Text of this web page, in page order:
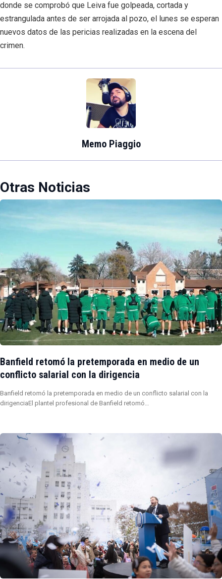
donde se comprobó que Leiva fue golpeada, cortada y
estrangulada antes de ser arrojada al pozo, el lunes se esperan
nuevos datos de las pericias realizadas en la escena del
crimen.
Memo Piaggio
Otras Noticias
Banfield retomó la pretemporada en medio de un
conflicto salarial con la dirigencia
Banfield retomó la pretemporada en medio de un conflicto salarial con la
dirigenciaEl plantel profesional de Banfield retomó…